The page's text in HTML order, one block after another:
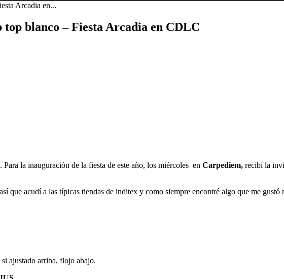
Arcadia en...
blanco – Fiesta Arcadia en CDLC
la inauguración de la fiesta de este año, los miércoles en Carpediem, recibí la
que acudí a las típicas tiendas de inditex y como siempre encontré algo que me gustó
ajustado arriba, flojo abajo.